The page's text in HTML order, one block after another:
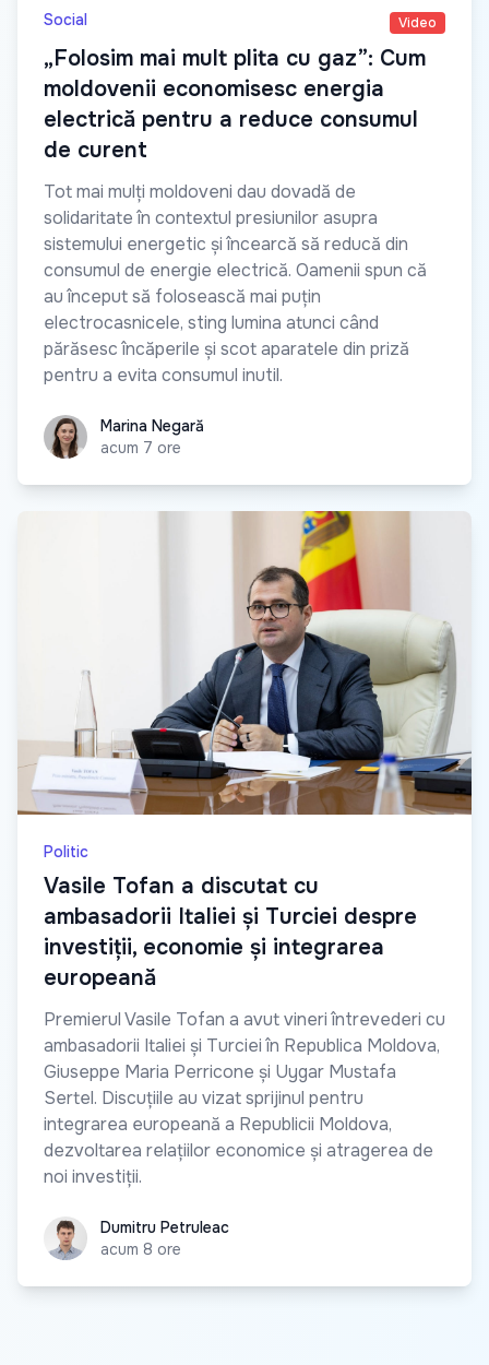
Social Video
„Folosim mai mult plita cu gaz”: Cum
moldovenii economisesc energia
electrică pentru a reduce consumul
de curent
Tot mai mulți moldoveni dau dovadă de
solidaritate în contextul presiunilor asupra
sistemului energetic și încearcă să reducă din
consumul de energie electrică. Oamenii spun că
au început să folosească mai puțin
electrocasnicele, sting lumina atunci când
părăsesc încăperile și scot aparatele din priză
pentru a evita consumul inutil.
Marina Negară
Marina Negară
acum 7 ore
Politic
Vasile Tofan a discutat cu
ambasadorii Italiei și Turciei despre
investiții, economie și integrarea
europeană
Premierul Vasile Tofan a avut vineri întrevederi cu
ambasadorii Italiei și Turciei în Republica Moldova,
Giuseppe Maria Perricone și Uygar Mustafa
Sertel. Discuțiile au vizat sprijinul pentru
integrarea europeană a Republicii Moldova,
dezvoltarea relațiilor economice și atragerea de
noi investiții.
Dumitru Petruleac
Dumitru Petruleac
acum 8 ore